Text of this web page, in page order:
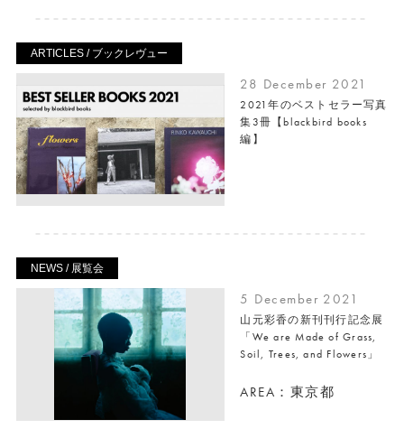
ARTICLES / ブックレヴュー
28 December 2021
2021年のベストセラー写真
集3冊【blackbird books
編】
NEWS / 展覧会
5 December 2021
山元彩香の新刊刊行記念展
「We are Made of Grass,
Soil, Trees, and Flowers」
AREA：東京都